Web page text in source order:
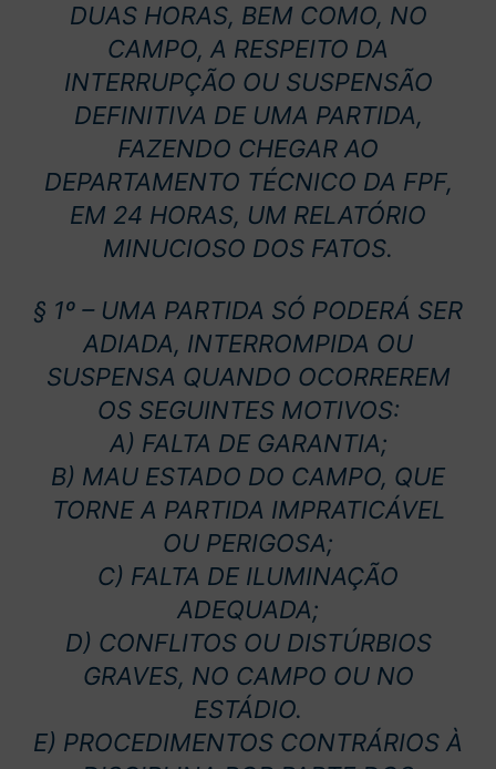
DUAS HORAS, BEM COMO, NO
CAMPO, A RESPEITO DA
INTERRUPÇÃO OU SUSPENSÃO
DEFINITIVA DE UMA PARTIDA,
FAZENDO CHEGAR AO
DEPARTAMENTO TÉCNICO DA FPF,
EM 24 HORAS, UM RELATÓRIO
MINUCIOSO DOS FATOS.
§ 1º – UMA PARTIDA SÓ PODERÁ SER
ADIADA, INTERROMPIDA OU
SUSPENSA QUANDO OCORREREM
OS SEGUINTES MOTIVOS:
A) FALTA DE GARANTIA;
B) MAU ESTADO DO CAMPO, QUE
TORNE A PARTIDA IMPRATICÁVEL
OU PERIGOSA;
C) FALTA DE ILUMINAÇÃO
ADEQUADA;
D) CONFLITOS OU DISTÚRBIOS
GRAVES, NO CAMPO OU NO
ESTÁDIO.
E) PROCEDIMENTOS CONTRÁRIOS À